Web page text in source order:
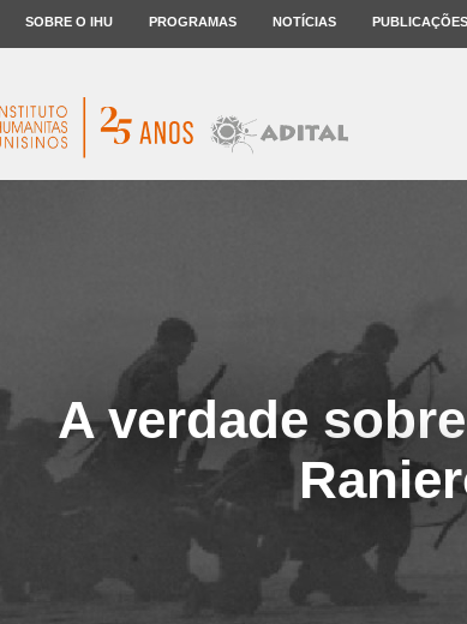
SOBRE O IHU PROGRAMAS NOTÍCIAS PUBLICAÇÕES
A verdade